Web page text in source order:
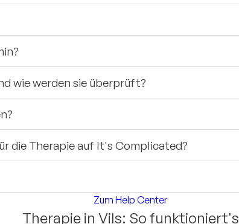
wie werden sie überprüft?
die Therapie auf It's Complicated?
Zum Help Center
Therapie in Vils: So funktioniert's